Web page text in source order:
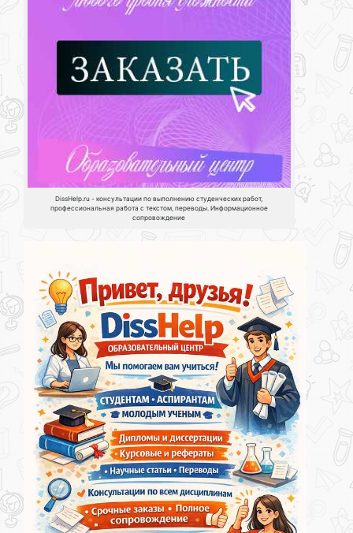
DissHelp.ru - консультации по выполнению студенческих работ,
профессиональная работа с текстом, переводы. Информационное
сопровождение